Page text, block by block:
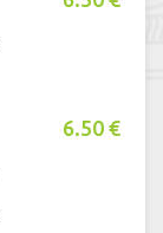
6.50 €